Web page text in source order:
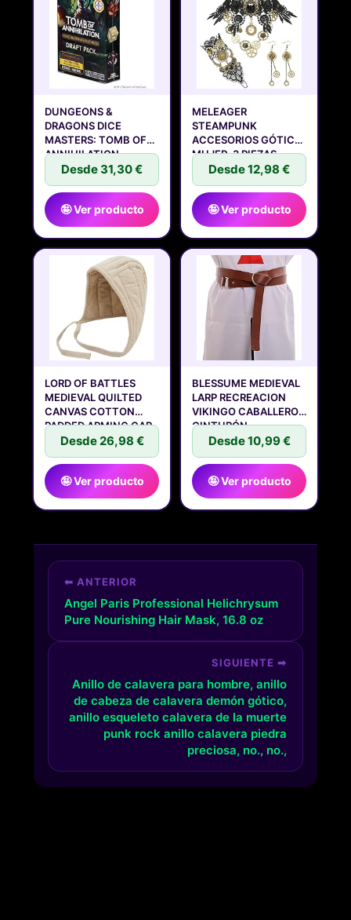
DUNGEONS &
DRAGONS DICE
MASTERS: TOMB OF
ANNIHILATION -
SINGLE
Desde 31,30 €
🤪 Ver producto
MELEAGER
STEAMPUNK
ACCESORIOS GÓTICO
MUJER, 3 PIEZAS
HALLOWEEN
Desde 12,98 €
🤪 Ver producto
LORD OF BATTLES
MEDIEVAL QUILTED
CANVAS COTTON
PADDED ARMING CAP
Desde 26,98 €
🤪 Ver producto
BLESSUME MEDIEVAL
LARP RECREACION
VIKINGO CABALLERO
CINTURÓN
Desde 10,99 €
🤪 Ver producto
⬅ ANTERIOR
Angel Paris Professional Helichrysum
Pure Nourishing Hair Mask, 16.8 oz
SIGUIENTE ➡
Anillo de calavera para hombre, anillo
de cabeza de calavera demón gótico,
anillo esqueleto calavera de la muerte
punk rock anillo calavera piedra
preciosa, no., no.,